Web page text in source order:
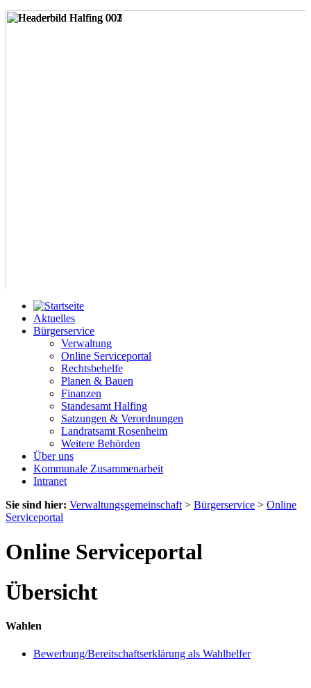
Aktuelles
Bürgerservice
Verwaltung
Online Serviceportal
Rechtsbehelfe
Planen & Bauen
Finanzen
Standesamt Halfing
Satzungen & Verordnungen
Landratsamt Rosenheim
Weitere Behörden
Über uns
Kommunale Zusammenarbeit
Intranet
Sie sind hier: Verwaltungsgemeinschaft > Bürgerservice > Online
Serviceportal
Online Serviceportal
Übersicht
Wahlen
Bewerbung/Bereitschaftserklärung als Wahlhelfer